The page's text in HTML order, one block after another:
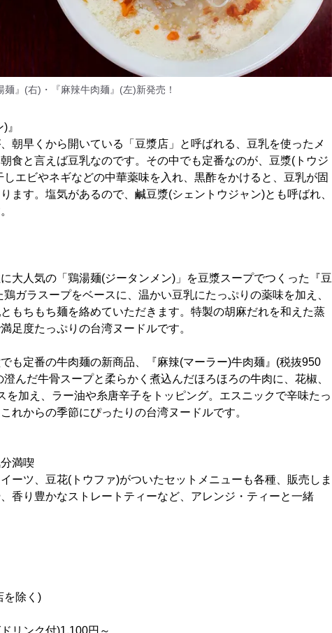
麺』(右)・『麻辣牛肉麺』(左)新発売！
朝早くから開いている「豆漿店」と呼ばれる、豆乳を使ったメ
食と言えば豆乳なのです。その中でも定番なのが、豆漿(トウジ
エビやネギなどの中華薬味を入れ、黒酢をかけると、豆乳が固
ます。塩気があるので、鹹豆漿(シェントウジャン)とも呼ばれ、
大人気の「鶏湯麺(ジータンメン)」を豆漿スープでつくった『豆
ガラスープをベースに、温かい豆乳にたっぷりの薬味を加え、
もちもち麺を絡めていただきます。特製の胡麻だれを和えた蒸
足度たっぷりの台湾ヌードルです。
も定番の牛肉麺の新商品、『麻辣(マーラー)牛肉麺』(税抜950
んだ牛骨スープと柔らかく煮込んだほろほろの牛肉に、花椒、
を加え、ラー油や糸唐辛子をトッピング。エスニックで辛味たっ
れからの季節にぴったりの台湾ヌードルです。
満喫
ーツ、豆花(トウファ)がついたセットメニューも各種、販売しま
香り豊かなストレートティーなど、アレンジ・ティーと一緒
を除く)
ク付)1,100円～